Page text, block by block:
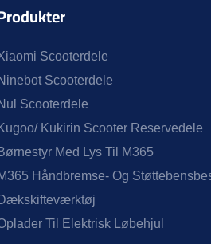
Scooterdele
Scooterdele
Scooterdele
Kugoo/ Kukirin Scooter Reservedele
Børnestyr Med Lys Til M365
Håndbremse- Og
Dækskifteværktøj
Til Elektrisk Løbehjul